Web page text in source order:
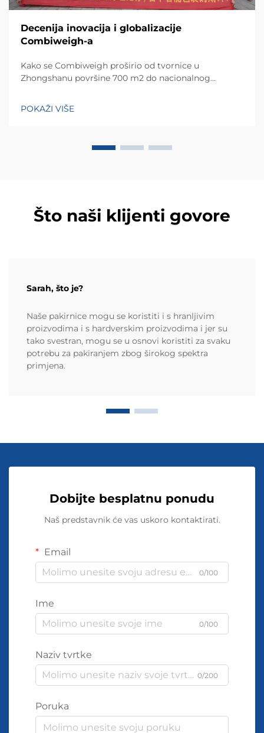
Decenija inovacija i globalizacije
Combiweigh-a
Kako se Combiweigh proširio od tvornice u
Zhongshanu površine 700 m2 do nacionalnog
zemalja. Otkrijte njihova inteligentna rješenja za
tehtanjezažali globalnu konsultaciju OEM/ODM-a još
POKAŽI VIŠE
Što naši klijenti govore
Sarah, što je?
Naše pakirnice mogu se koristiti i s hranljivim
proizvodima i s hardverskim proizvodima i jer su
tako svestran, mogu se u osnovi koristiti za svaku
potrebu za pakiranjem zbog širokog spektra
primjena.
Dobijte besplatnu ponudu
Naš predstavnik će vas uskoro kontaktirati.
Email
0/100
Ime
0/100
Naziv tvrtke
0/200
Poruka